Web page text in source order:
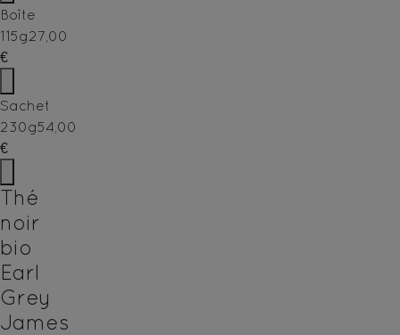
Boîte
115g27,00
€
Sachet
230g54,00
€
Thé
noir
bio
Earl
Grey
James